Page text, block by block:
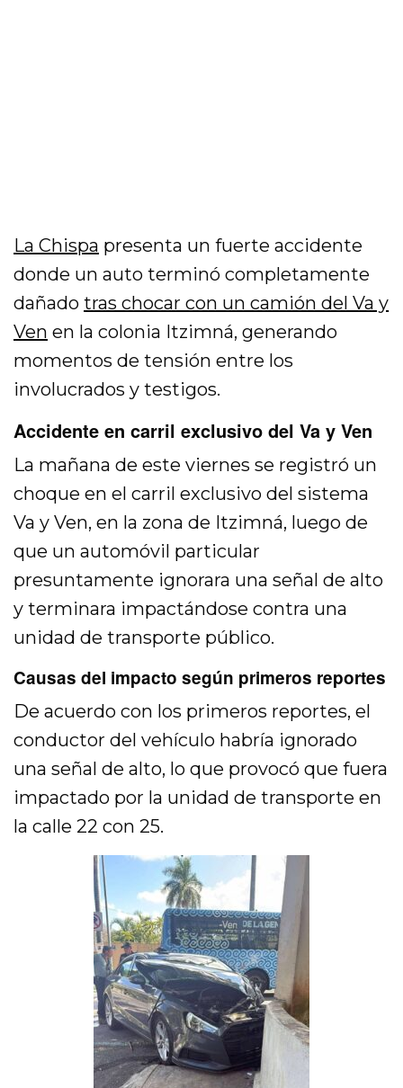
La Chispa presenta un fuerte accidente
donde un auto terminó completamente
dañadotras chocar con un camión del Va y
Ven en la colonia Itzimná, generando
momentos de tensión entre los
involucrados y testigos.
Accidente en carril exclusivo del Va y Ven
La mañana de este viernes se registró un
choque en el carril exclusivo del sistema
Va y Ven, en la zona de Itzimná, luego de
que un automóvil particular
presuntamente ignorara una señal de alto
y terminara impactándose contra una
unidad de transporte público.
Causas del impacto según primeros reportes
De acuerdo con los primeros reportes, el
conductor del vehículo habría ignorado
una señal de alto, lo que provocó que fuera
impactado por la unidad de transporte en
la calle 22 con 25.